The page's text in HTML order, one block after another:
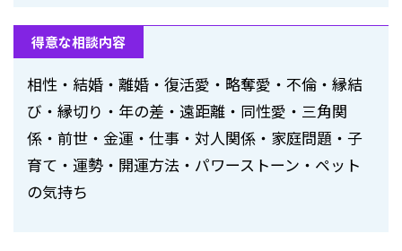
得意な相談内容
相性・結婚・離婚・復活愛・略奪愛・不倫・縁結
び・縁切り・年の差・遠距離・同性愛・三角関
係・前世・金運・仕事・対人関係・家庭問題・子
育て・運勢・開運方法・パワーストーン・ペット
の気持ち